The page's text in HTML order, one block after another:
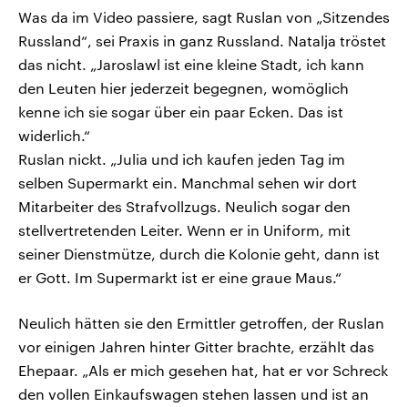
Was da im Video passiere, sagt Ruslan von „Sitzendes
Russland“, sei Praxis in ganz Russland. Natalja tröstet
das nicht. „Jaroslawl ist eine kleine Stadt, ich kann
den Leuten hier jederzeit begegnen, womöglich
kenne ich sie sogar über ein paar Ecken. Das ist
widerlich.“
Ruslan nickt. „Julia und ich kaufen jeden Tag im
selben Supermarkt ein. Manchmal sehen wir dort
Mitarbeiter des Strafvollzugs. Neulich sogar den
stellvertretenden Leiter. Wenn er in Uniform, mit
seiner Dienstmütze, durch die Kolonie geht, dann ist
er Gott. Im Supermarkt ist er eine graue Maus.“
Neulich hätten sie den Ermittler getroffen, der Ruslan
vor einigen Jahren hinter Gitter brachte, erzählt das
Ehepaar. „Als er mich gesehen hat, hat er vor Schreck
den vollen Einkaufswagen stehen lassen und ist an